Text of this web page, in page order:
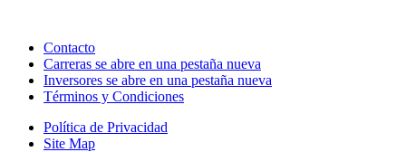
Contacto
Carreras se abre en una pestaña nueva
Inversores se abre en una pestaña nueva
Términos y Condiciones
Política de Privacidad
Site Map